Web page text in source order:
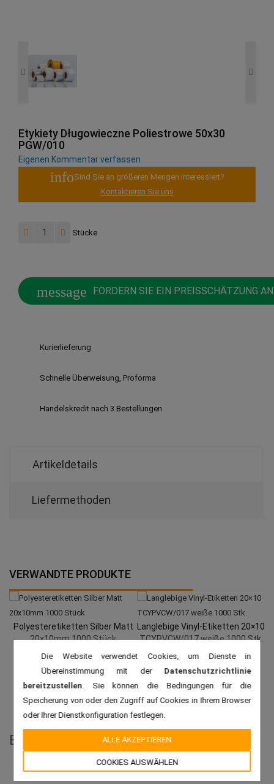
Etykiety Długowieczne Poliestrowe 50x30
PGW/010
Eigenen Kommentar verfassen
infoSind Sie an größeren Mengen interessiert?
Kontaktieren Sie uns
Stücke
message FORDERN SIE EIN PREISSCHÄTZUNG AN
Kurierlieferung
Schnelle Überweisung, Proforma
Handelskredit nach 3 Bestellungen
Artikeldetails
Liefermethoden
VERWANDTE PRODUKTE
Polyesteretiketten Silber Matt
20x10mm 1000 Stück
Langlebige Vinyl-Etiketten 20×10
TCYPVCW/017 weiße 1000 Stk.
Bewertungen
Die Website verwendet Cookies, um Dienste in
Übereinstimmung mit der Datenschutzrichtlinie
bereitzustellen . Sie können die Bedingungen für die
Speicherung von oder den Zugriff auf Cookies in Ihrem Browser
oder Ihrer Dienstkonfiguration festlegen.
COOKIES AUSWÄHLEN
ALLE AKZEPTIEREN